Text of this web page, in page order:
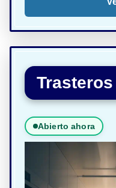
Abierto ahora